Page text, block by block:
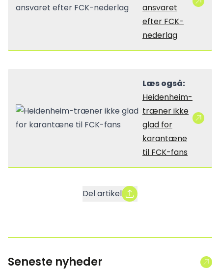
ansvaret
efter FCK-
nederlag
Læs også:
Heidenheim-
træner ikke
glad for
karantæne
til FCK-fans
Del artikel
Seneste nyheder